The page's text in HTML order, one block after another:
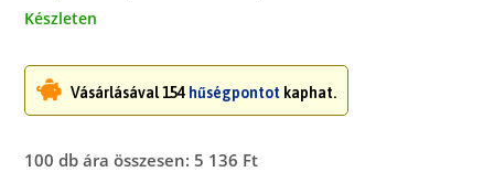
Készleten
Vásárlásával 154 hűségpontot kaphat.
100 db ára összesen: 5 136 Ft